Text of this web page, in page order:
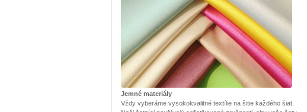
Jemné materiály
Vždy vyberáme vysokokvalitné textílie na šitie každého šiat.